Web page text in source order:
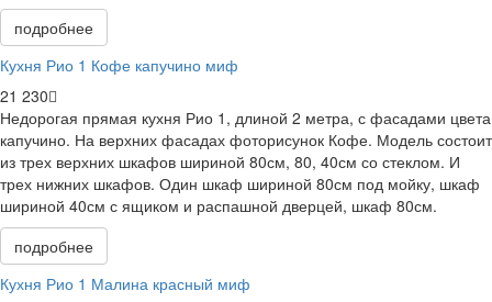
подробнее
Кухня Рио 1 Кофе капучино миф
21 230
Недорогая прямая кухня Рио 1, длиной 2 метра, с фасадами цвета
капучино. На верхних фасадах фоторисунок Кофе. Модель состоит
из трех верхних шкафов шириной 80см, 80, 40см со стеклом. И
трех нижних шкафов. Один шкаф шириной 80см под мойку, шкаф
шириной 40см с ящиком и распашной дверцей, шкаф 80см.
подробнее
Кухня Рио 1 Малина красный миф